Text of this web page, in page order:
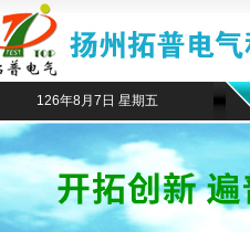
126年8月7日 星期五